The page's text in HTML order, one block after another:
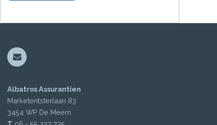
Albatros Assurantien
Marketentsterlaan 83
3454 WP De Meern